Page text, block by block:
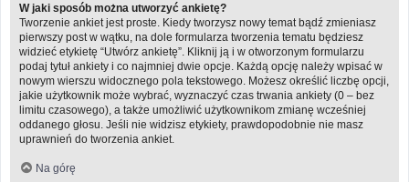
W jaki sposób można utworzyć ankietę?
Tworzenie ankiet jest proste. Kiedy tworzysz nowy temat bądź zmieniasz
pierwszy post w wątku, na dole formularza tworzenia tematu będziesz
widzieć etykietę “Utwórz ankietę”. Kliknij ją i w otworzonym formularzu
podaj tytuł ankiety i co najmniej dwie opcje. Każdą opcję należy wpisać w
nowym wierszu widocznego pola tekstowego. Możesz określić liczbę opcji,
jakie użytkownik może wybrać, wyznaczyć czas trwania ankiety (0 – bez
limitu czasowego), a także umożliwić użytkownikom zmianę wcześniej
oddanego głosu. Jeśli nie widzisz etykiety, prawdopodobnie nie masz
uprawnień do tworzenia ankiet.
Na górę